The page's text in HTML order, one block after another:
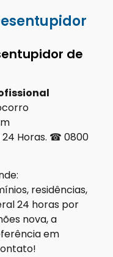
de
Horas. ☎ 0800
residências,
24 horas por
nova, a
em